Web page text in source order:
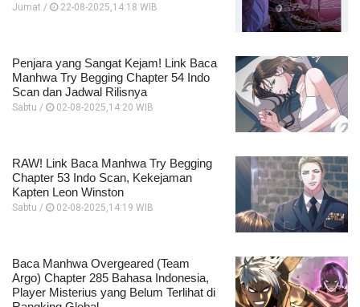
Jumat / 22-08-2025,14:18 WIB
Penjara yang Sangat Kejam! Link Baca
Manhwa Try Begging Chapter 54 Indo
Scan dan Jadwal Rilisnya
Sabtu / 02-08-2025,14:20 WIB
RAW! Link Baca Manhwa Try Begging
Chapter 53 Indo Scan, Kekejaman
Kapten Leon Winston
Sabtu / 02-08-2025,14:19 WIB
Baca Manhwa Overgeared (Team
Argo) Chapter 285 Bahasa Indonesia,
Player Misterius yang Belum Terlihat di